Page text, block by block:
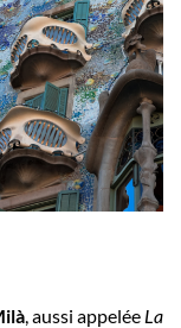
, aussi appelée La